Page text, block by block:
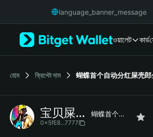
Русский
Italiano
简体中文
繁體中文
language_banner_message
ওয়ালেট কার্ড
হোম ক্রিপ্টো দাম 蝴蝶首个自动分红屎壳
宝贝屎壳郎 蝴蝶首个自动分红屎壳郎金库
0x5fE8...7777